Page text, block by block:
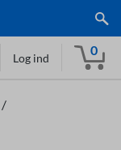
Log ind
0
/